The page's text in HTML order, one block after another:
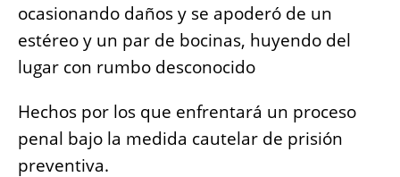
ocasionando daños y se apoderó de un
estéreo y un par de bocinas, huyendo del
lugar con rumbo desconocido
Hechos por los que enfrentará un proceso
penal bajo la medida cautelar de prisión
preventiva.